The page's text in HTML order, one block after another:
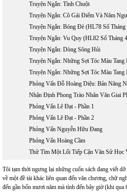
Truyện Ngắn: Tình Chuột
Truyện Ngắn: Bóng Đè (HL78 Số
Truyện Ngắn: Vu Quy (HL82 Số Tháng
Truyện Ngắn: Dòng Sông Hủi
Truyện Ngắn: Những Sợi Tóc Màu Tang
Truyện Ngắn: Những Sợi Tóc Màu Tang
Phỏng Vấn Đỗ Hoàng Diệu: Bản Năng
Nhận Định Phong Trào Nhân Văn Giai
Phỏng Vấn Lê Đạt - Phần 1
Phỏng Vấn Lê Đạt - Phần 2
Phỏng Vấn Nguyễn Hữu Đang
Phỏng Vấn Hoàng Cầm
Tôi tạm thời ngưng lại những cuốn sách đang viết
về một đề tài khác liên quan đến văn chương, chữ
đến gần bốn mươi năm mà tính đến bây giờ (khi